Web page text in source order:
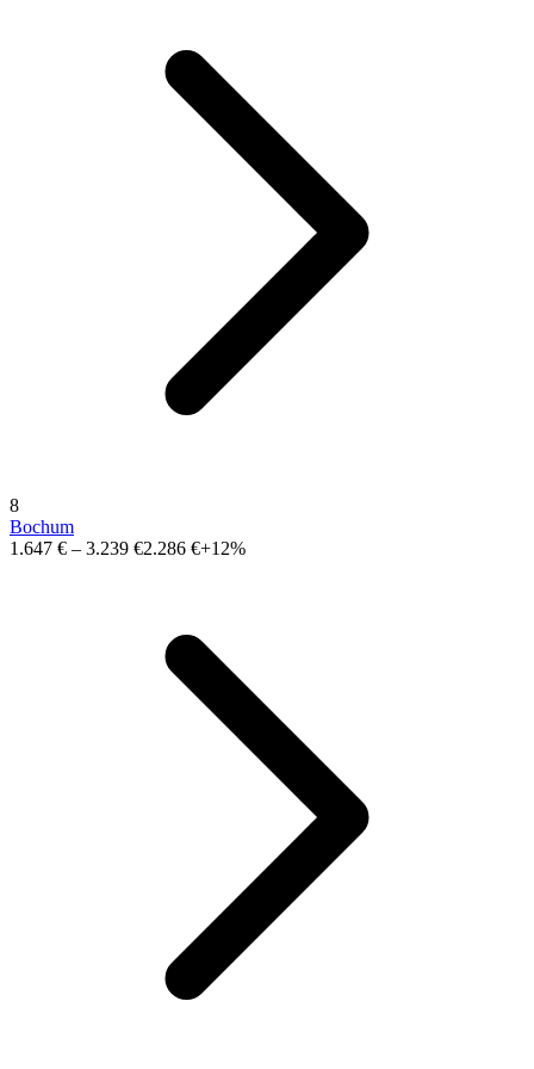
8
Bochum
1.647 € – 3.239 €2.286 €+12%